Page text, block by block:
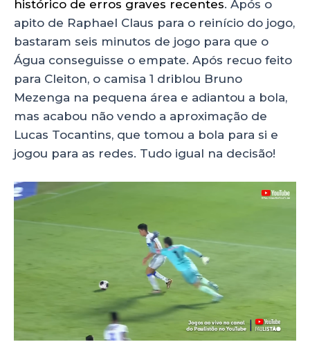
histórico de erros graves recentes. Após o
apito de Raphael Claus para o reinício do jogo,
bastaram seis minutos de jogo para que o
Água conseguisse o empate. Após recuo feito
para Cleiton, o camisa 1 driblou Bruno
Mezenga na pequena área e adiantou a bola,
mas acabou não vendo a aproximação de
Lucas Tocantins, que tomou a bola para si e
jogou para as redes. Tudo igual na decisão!